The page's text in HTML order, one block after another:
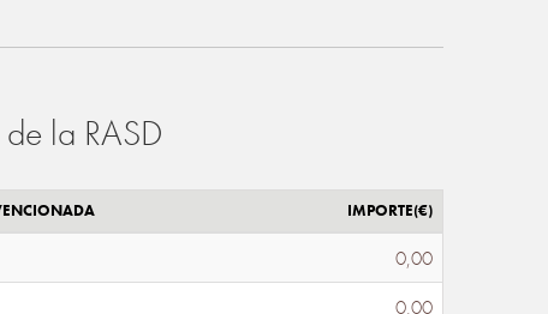
la RASD
IMPORTE(€)
0,00
0,00